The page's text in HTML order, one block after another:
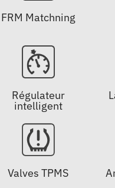
FRM Matchning
Régulateur
intelligent
Valves TPMS